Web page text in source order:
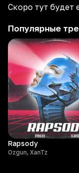
Скоро тут будет
Популярные
Rapsody
Ozgun, XanTz